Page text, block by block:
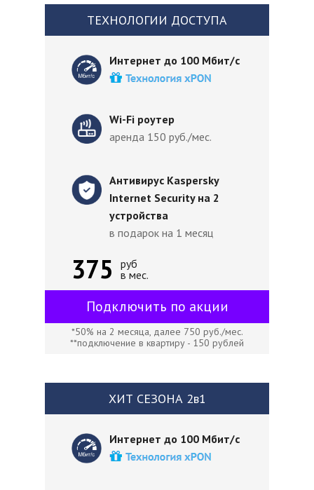
Интернет до 100 Мбит/с
ХИТ СЕЗОНА 2в1
375
ТЕХНОЛОГИИ ДОСТУПА
*50% на 2 месяца, далее 750 руб./мес.
**подключение в квартиру - 150 рублей
Интернет до 100 Мбит/с
Подключить по акции
Антивирус Kaspersky
Internet Security на 2
устройства
в подарок на 1 месяц
руб
в мес.
Wi-Fi роутер
аренда 150 руб./мес.